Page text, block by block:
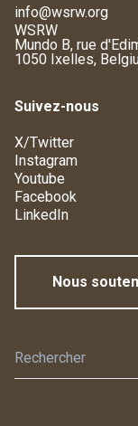
info@wsrw.org
WSRW
Mundo B, rue
1050 Ixelles,
Suivez-nous
X/Twitter
Instagram
Youtube
Facebook
LinkedIn
Nous